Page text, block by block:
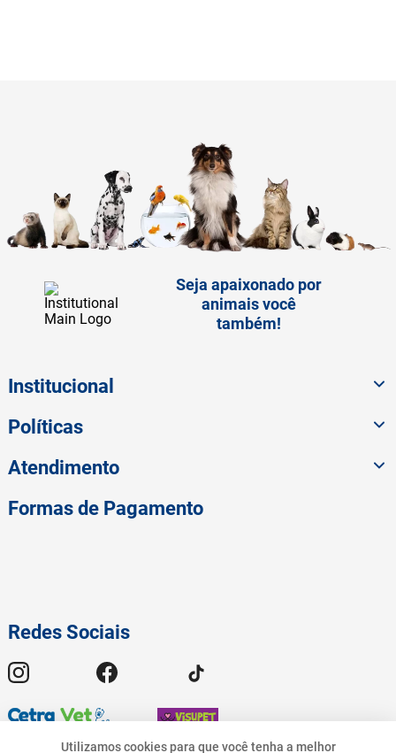
Utilizamos cookies para que você tenha a melhor
Seja apaixonado por
animais você
também!
Institucional
Políticas
Atendimento
Redes Sociais
Formas de Pagamento